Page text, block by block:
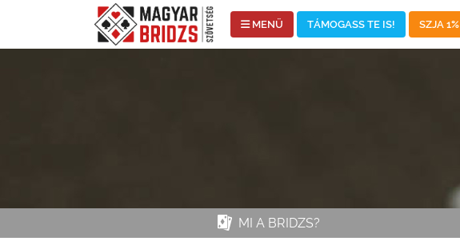
MENÜ TÁMOGASS TE IS! SZJA 1%
MI A BRIDZS?